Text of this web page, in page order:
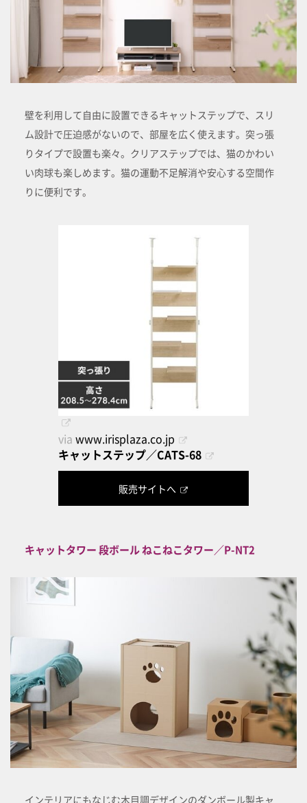
壁を利用して自由に設置できるキャットステップで、スリ
ム設計で圧迫感がないので、部屋を広く使えます。突っ張
りタイプで設置も楽々。クリアステップでは、猫のかわい
い肉球も楽しめます。猫の運動不足解消や安心する空間作
りに便利です。
via www.irisplaza.co.jp
キャットステップ／CATS-68
販売サイトへ
キャットタワー 段ボール ねこねこタワー／P-NT2
インテリアにもなじむ木目調デザインのダンボール製キャ